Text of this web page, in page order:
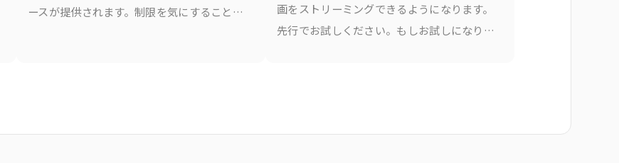
ースが提供されます。制限を気にすることな
画をストリーミングできるようになります。
先行でお試しください。もしお試しになりた